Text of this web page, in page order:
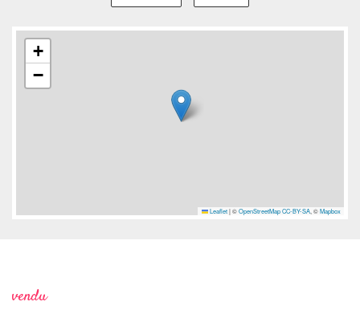
+
−
Leaflet |©OpenStreetMap CC-BY-SA, ©Mapbox
vendu